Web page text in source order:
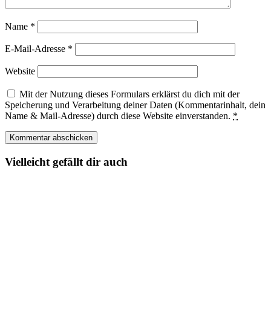
Name *
E-Mail-Adresse *
Website
Mit der Nutzung dieses Formulars erklärst du dich mit der
Speicherung und Verarbeitung deiner Daten (Kommentarinhalt, dein
Name & Mail-Adresse) durch diese Website einverstanden. *
Vielleicht gefällt dir auch